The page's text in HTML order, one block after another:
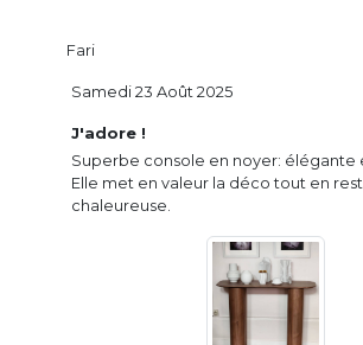
Fari
J'adore !
Superbe console en noyer: élégante
Elle met en valeur la déco tout en
chaleureuse.
Samedi 23 Août 2025